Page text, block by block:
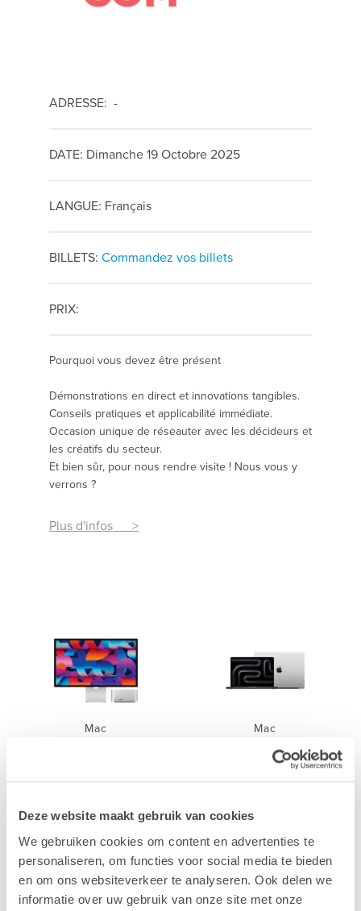
Deze website maakt gebruik van cookies
We gebruiken cookies om content en advertenties te
personaliseren, om functies voor social media te bieden
en om ons websiteverkeer te analyseren. Ook delen we
informatie over uw gebruik van onze site met onze
ADRESSE: -
DATE: Dimanche 19 Octobre 2025
LANGUE: Français
BILLETS: Commandez vos billets
PRIX:
Pourquoi vous devez être présent
Démonstrations en direct et innovations tangibles.
Conseils pratiques et applicabilité immédiate.
Occasion unique de réseauter avec les décideurs et
les créatifs du secteur.
Et bien sûr, pour nous rendre visite ! Nous vous y
verrons ?
Plus d'infos >
Mac Mac
iPhone iPad